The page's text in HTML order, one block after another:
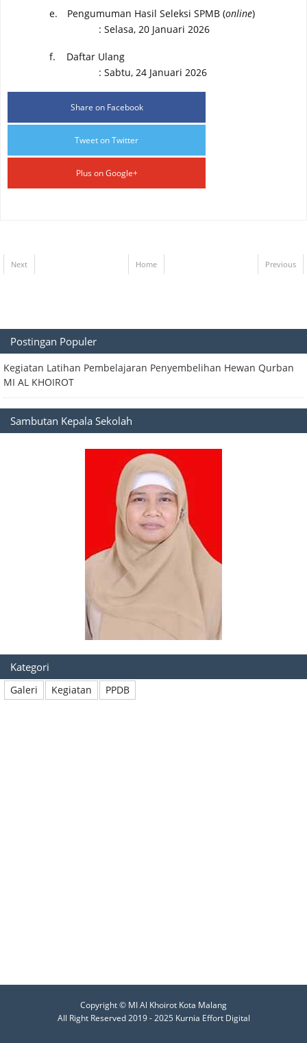
e. Pengumuman HasilSeleksi SPMB (online)
:Selasa, 20 Januari2026
f.
Daftar Ulang
:Sabtu,24 Januari2026
Share on Facebook
Tweet on Twitter
Plus on Google+
Next Previous
Home
Postingan Populer
Kegiatan Latihan Pembelajaran Penyembelihan Hewan Qurban
MI AL KHOIROT
Sambutan Kepala Sekolah
Kategori
Galeri Kegiatan PPDB
Copyright © MI Al Khoirot Kota Malang
All Right Reserved 2019 - 2025 Kurnia Effort Digital